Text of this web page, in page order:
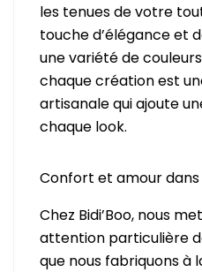
les tenues de votre
touche d’élégance et
une variété de
chaque création est
artisanale qui ajoute
chaque look.
Confort et amour
Chez Bidi’Boo, nous
attention particulière
que nous fabriquons à